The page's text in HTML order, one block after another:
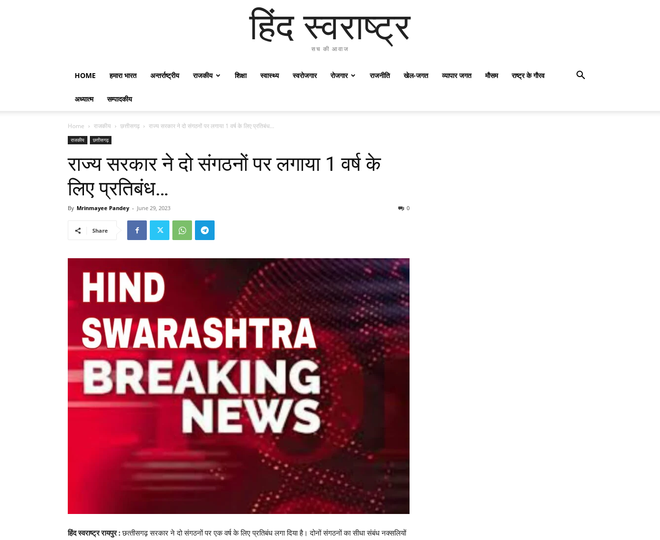
हिंद स्वराष्ट्र
सच की आवाज
HOME हमारा भारत अन्तर्राष्ट्रीय राजकीय शिक्षा स्वास्थ्य स्वरोजगार रोजगार राजनीति खेल-जगत व्यापार जगत मौसम राष्ट्र के गौरव
अध्यात्म सम्पादकीय
Home राजकीय छत्तीसगढ़ राज्य सरकार ने दो संगठनों पर लगाया 1 वर्ष के लिए प्रतिबंध…
राजकीय छत्तीसगढ़
राज्य सरकार ने दो संगठनों पर लगाया 1 वर्ष के
लिए प्रतिबंध…
By Mrinmayee Pandey - June 29, 2023 0
Share
हिंद स्वराष्ट्र रायपुर :छत्‍तीसगढ़ सरकार ने दो संगठनों पर एक वर्ष के लिए प्रतिबंध लगा दिया है। दोनों संगठनों का सीधा संबंध नक्‍सलियों